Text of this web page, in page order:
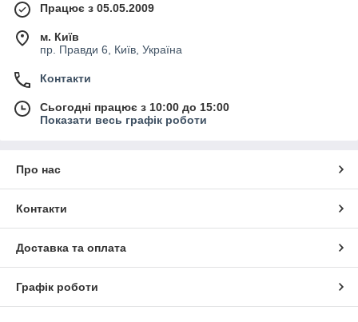
Працює з 05.05.2009
м. Київ
пр. Правди 6, Київ, Україна
Контакти
Сьогодні працює з 10:00 до 15:00
Показати весь графік роботи
Про нас
Контакти
Доставка та оплата
Графік роботи